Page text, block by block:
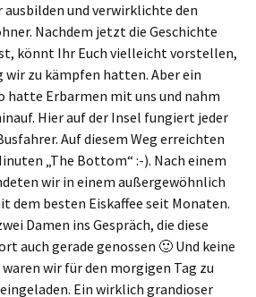
und verwirklichte den
Nachdem jetzt die Geschichte
könnt Ihr Euch vielleicht vorstellen,
zu kämpfen hatten. Aber ein
hatte Erbarmen mit uns und nahm
Hier auf der Insel fungiert jeder
Auf diesem Weg erreichten
„The Bottom“ :-). Nach einem
wir in einem außergewöhnlich
dem besten Eiskaffee seit Monaten.
Damen ins Gespräch, die diese
auch gerade genossen 🙂 Und keine
wir für den morgigen Tag zu
Ein wirklich grandioser